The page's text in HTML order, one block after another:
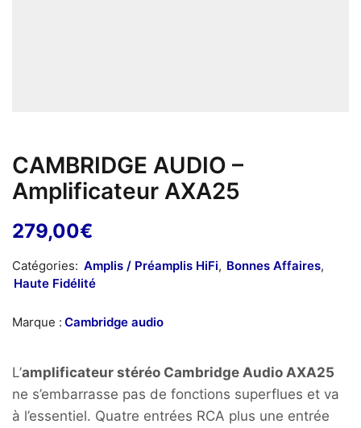
CAMBRIDGE AUDIO –
Amplificateur AXA25
279,00€
Catégories: Amplis / Préamplis HiFi, Bonnes Affaires,
Haute Fidélité
Marque : Cambridge audio
L’amplificateur stéréo Cambridge Audio AXA25
ne s’embarrasse pas de fonctions superflues et va
à l’essentiel. Quatre entrées RCA plus une entrée